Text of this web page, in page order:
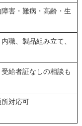
害・難病・高齢・生
職、製品組み立て、
給者証なしの相談も
対応可